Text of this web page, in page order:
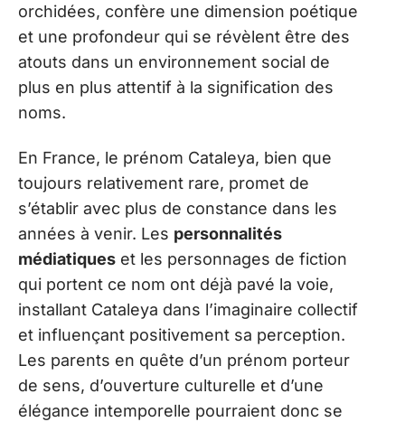
orchidées, confère une dimension poétique
et une profondeur qui se révèlent être des
atouts dans un environnement social de
plus en plus attentif à la signification des
noms.
En France, le prénom Cataleya, bien que
toujours relativement rare, promet de
s’établir avec plus de constance dans les
années à venir. Les personnalités
médiatiques et les personnages de fiction
qui portent ce nom ont déjà pavé la voie,
installant Cataleya dans l’imaginaire collectif
et influençant positivement sa perception.
Les parents en quête d’un prénom porteur
de sens, d’ouverture culturelle et d’une
élégance intemporelle pourraient donc se